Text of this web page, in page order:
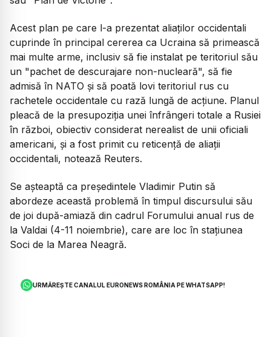
Acest plan pe care l-a prezentat aliaţilor occidentali
cuprinde în principal cererea ca Ucraina să primească
mai multe arme, inclusiv să fie instalat pe teritoriul său
un "pachet de descurajare non-nucleară", să fie
admisă în NATO şi să poată lovi teritoriul rus cu
rachetele occidentale cu rază lungă de acţiune. Planul
pleacă de la presupoziţia unei înfrângeri totale a Rusiei
în război, obiectiv considerat nerealist de unii oficiali
americani, şi a fost primit cu reticenţă de aliaţii
occidentali, notează Reuters.
Se aşteaptă ca preşedintele Vladimir Putin să
abordeze această problemă în timpul discursului său
de joi după-amiază din cadrul Forumului anual rus de
la Valdai (4-11 noiembrie), care are loc în staţiunea
Soci de la Marea Neagră.
URMĂREȘTE CANALUL EURONEWS ROMÂNIA PE WHATSAPP!